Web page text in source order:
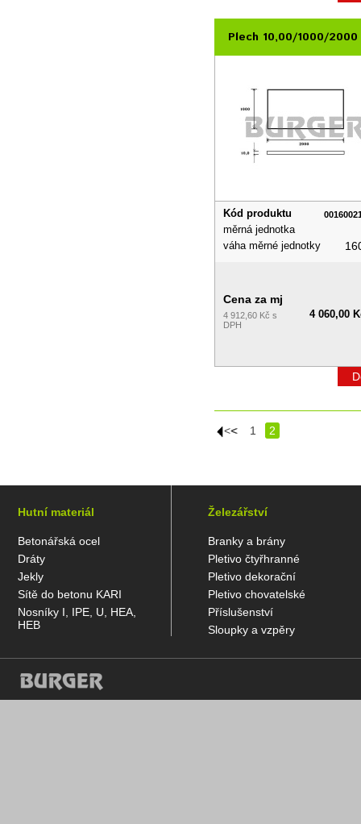
Plech 10,00/1000/2000
Kód produktu
měrná jednotka
váha měrné jednotky
Cena za mj
4 912,60 Kč s
DPH
4 060,00
|<<
< 1 2
Hutní materiál
Betonářská ocel
Dráty
Jekly
Sítě do betonu KARI
Nosníky I, IPE, U, HEA,
HEB
Železářství
Branky a brány
Pletivo čtyřhranné
Pletivo dekorační
Pletivo chovatelské
Příslušenství
Sloupky a vzpěry